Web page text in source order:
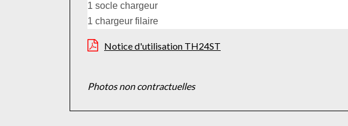
1 socle chargeur
1 chargeur filaire
Notice d'utilisation TH24ST
Photos non contractuelles